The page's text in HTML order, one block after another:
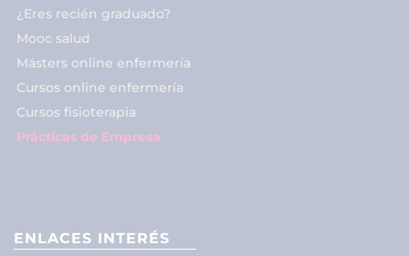
¿Eres recién graduado?
Mooc salud
Másters online enfermería
Cursos online enfermería
Cursos fisioterapia
Prácticas de Empresa
ENLACES INTERÉS